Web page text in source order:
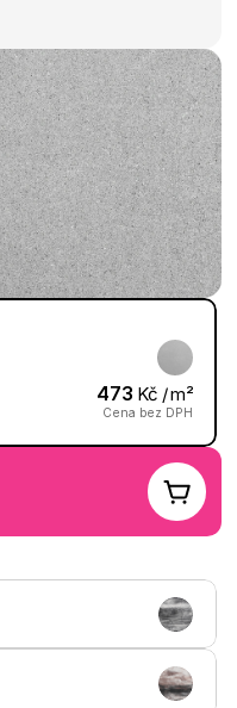
473 Kč / m²
Cena bez DPH